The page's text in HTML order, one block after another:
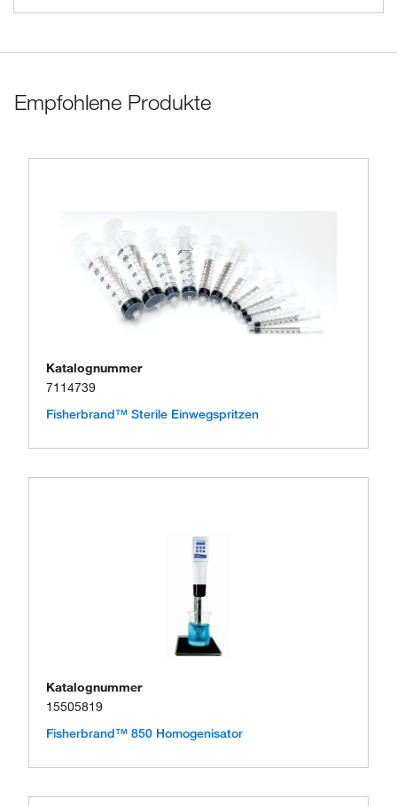
Empfohlene Produkte
Katalognummer
7114739
Fisherbrand™ Sterile Einwegspritzen
Katalognummer
15505819
Fisherbrand™ 850 Homogenisator